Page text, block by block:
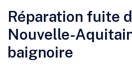
Réparation fuite
Nouvelle-
baignoire